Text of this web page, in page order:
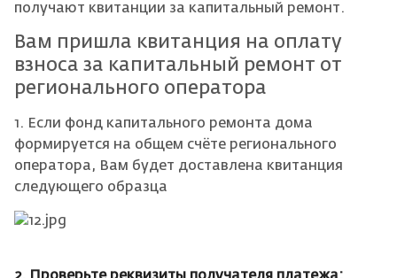
получают квитанции за капитальный ремонт.
Вам пришла квитанция на оплату
взноса за капитальный ремонт от
регионального оператора
1. Если фонд капитального ремонта дома
формируется на общем счёте регионального
оператора, Вам будет доставлена квитанция
следующего образца